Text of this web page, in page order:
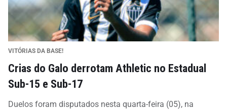
VITÓRIAS DA BASE!
Crias do Galo derrotam Athletic no Estadual
Sub-15 e Sub-17
Duelos foram disputados nesta quarta-feira (05), na